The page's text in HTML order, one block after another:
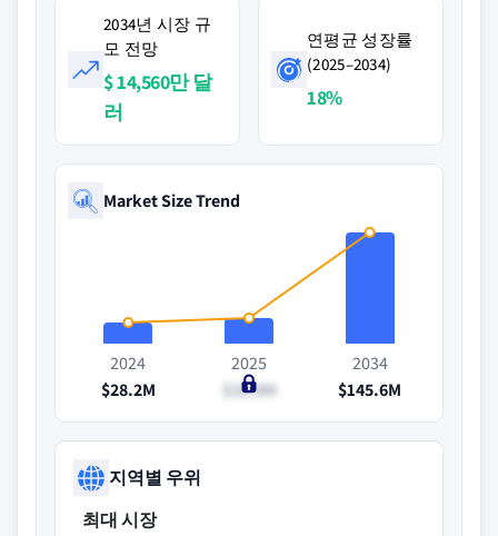
2034년 시장 규
모 전망
$ 14,560만 달
러
연평균 성장률
(2025–2034)
18%
Market Size Trend
2024
$28.2M
2025
$32.8M
2034
$145.6M
지역별 우위
최대 시장